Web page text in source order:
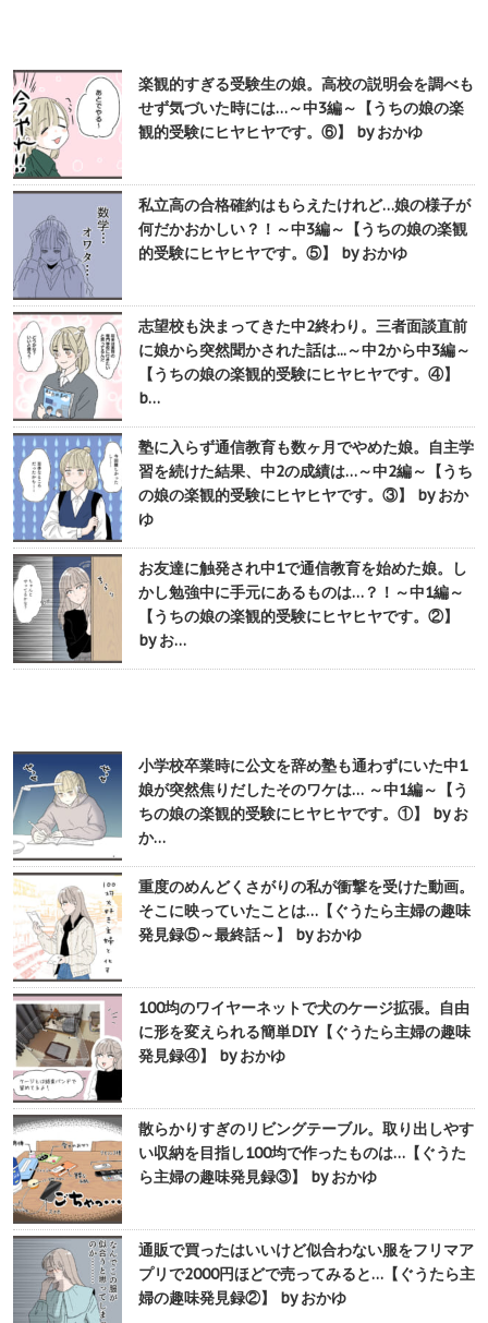
楽観的すぎる受験生の娘。高校の説明会を調べも
せず気づいた時には…～中3編～【うちの娘の楽
観的受験にヒヤヒヤです。⑥】 by おかゆ
私立高の合格確約はもらえたけれど…娘の様子が
何だかおかしい？！～中3編～【うちの娘の楽観
的受験にヒヤヒヤです。⑤】 by おかゆ
志望校も決まってきた中2終わり。三者面談直前
に娘から突然聞かされた話は...～中2から中3編～
【うちの娘の楽観的受験にヒヤヒヤです。④】
b…
塾に入らず通信教育も数ヶ月でやめた娘。自主学
習を続けた結果、中2の成績は…～中2編～【うち
の娘の楽観的受験にヒヤヒヤです。③】 by おか
ゆ
お友達に触発され中1で通信教育を始めた娘。し
かし勉強中に手元にあるものは…？！～中1編～
【うちの娘の楽観的受験にヒヤヒヤです。②】
by お…
小学校卒業時に公文を辞め塾も通わずにいた中1
娘が突然焦りだしたそのワケは… ～中1編～【う
ちの娘の楽観的受験にヒヤヒヤです。①】 by お
か…
重度のめんどくさがりの私が衝撃を受けた動画。
そこに映っていたことは…【ぐうたら主婦の趣味
発見録⑤～最終話～】 by おかゆ
100均のワイヤーネットで犬のケージ拡張。自由
に形を変えられる簡単DIY【ぐうたら主婦の趣味
発見録④】 by おかゆ
散らかりすぎのリビングテーブル。取り出しやす
い収納を目指し100均で作ったものは…【ぐうた
ら主婦の趣味発見録③】 by おかゆ
通販で買ったはいいけど似合わない服をフリマア
プリで2000円ほどで売ってみると…【ぐうたら主
婦の趣味発見録②】 by おかゆ